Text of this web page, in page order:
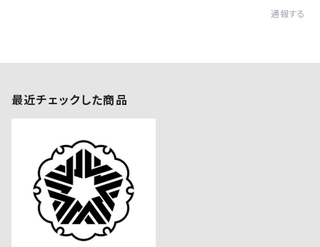
通報する
最近チェックした商品